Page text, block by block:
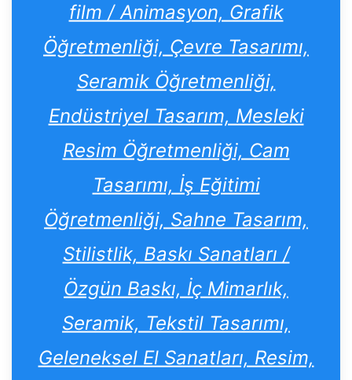
film / Animasyon, Grafik
Öğretmenliği, Çevre Tasarımı,
Seramik Öğretmenliği,
Endüstriyel Tasarım, Mesleki
Resim Öğretmenliği, Cam
Tasarımı, İş Eğitimi
Öğretmenliği, Sahne Tasarım,
Stilistlik, Baskı Sanatları /
Özgün Baskı, İç Mimarlık,
Seramik, Tekstil Tasarımı,
Geleneksel El Sanatları, Resim,